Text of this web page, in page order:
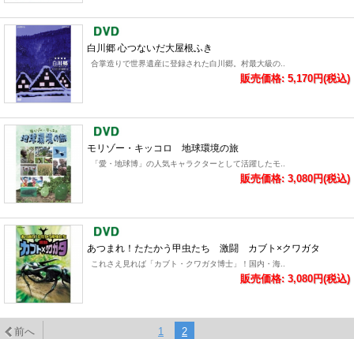
白川郷 心つないだ大屋根ふき
合掌造りで世界遺産に登録された白川郷。村最大級の..
販売価格: 5,170円(税込)
モリゾー・キッコロ 地球環境の旅
「愛・地球博」の人気キャラクターとして活躍したモ..
販売価格: 3,080円(税込)
あつまれ！たたかう甲虫たち 激闘 カブト×クワガタ
これさえ見れば「カブト・クワガタ博士」！国内・海..
販売価格: 3,080円(税込)
前へ 1 2